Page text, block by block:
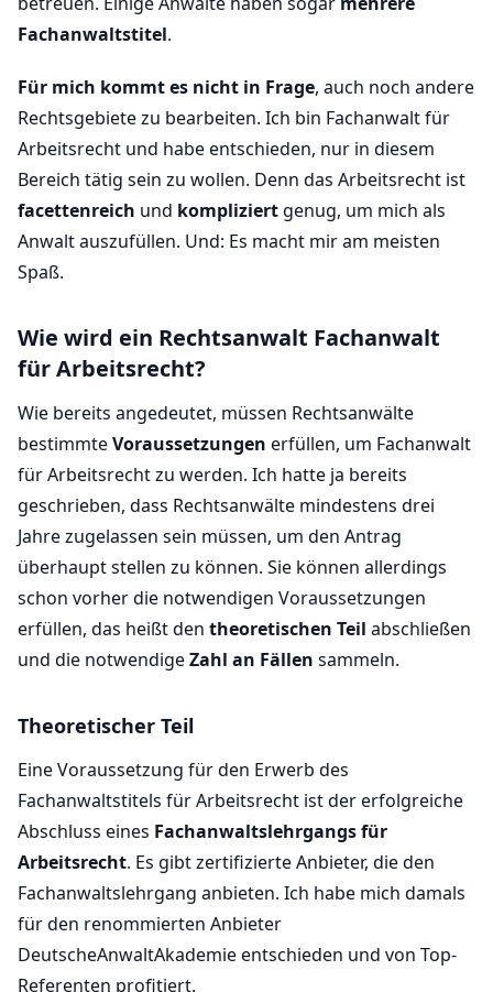
Fachanwaltstitel.
Für mich kommt es nicht in Frage, auch noch andere
Rechtsgebiete zu bearbeiten. Ich bin Fachanwalt für
Arbeitsrecht und habe entschieden, nur in diesem
Bereich tätig sein zu wollen. Denn das Arbeitsrecht ist
facettenreich und kompliziert genug, um mich als
Anwalt auszufüllen. Und: Es macht mir am meisten
Spaß.
Wie wird ein Rechtsanwalt Fachanwalt
für Arbeitsrecht?
Wie bereits angedeutet, müssen Rechtsanwälte
bestimmteVoraussetzungen erfüllen, um Fachanwalt
für Arbeitsrecht zu werden. Ich hatte ja bereits
geschrieben, dass Rechtsanwälte mindestens drei
Jahre zugelassen sein müssen, um den Antrag
überhaupt stellen zu können. Sie können allerdings
schon vorher die notwendigen Voraussetzungen
erfüllen, das heißt den theoretischen Teil abschließen
und die notwendigeZahl an Fällen sammeln.
Theoretischer Teil
Eine Voraussetzung für den Erwerb des
Fachanwaltstitels für Arbeitsrecht ist der erfolgreiche
Abschluss eines Fachanwaltslehrgangs für
Arbeitsrecht. Es gibt zertifizierte Anbieter, die den
Fachanwaltslehrgang anbieten. Ich habe mich damals
für den renommierten Anbieter
DeutscheAnwaltAkademie entschieden und von Top-
Referenten profitiert.